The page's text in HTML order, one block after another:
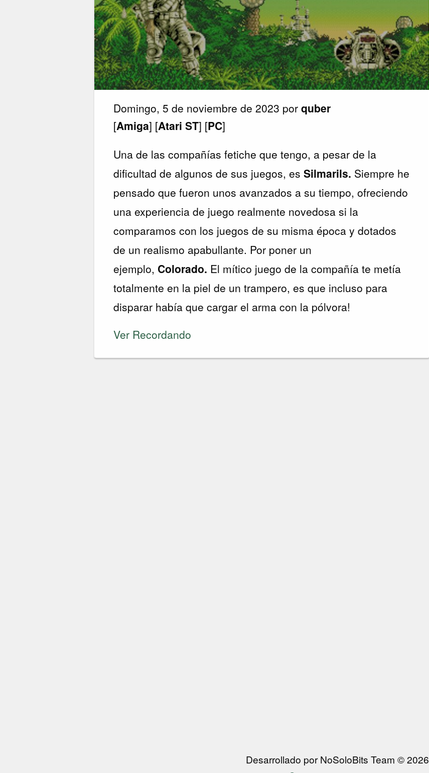
Domingo, 5 de noviembre de 2023 porquber
[Amiga] [Atari ST] [PC]
Una de las compañías fetiche que tengo, a pesar de la
dificultad de algunos de sus juegos, esSilmarils. Siempre he
pensado que fueron unos avanzados a su tiempo, ofreciendo
una experiencia de juego realmente novedosa si la
comparamos con los juegos de su misma época y dotados
de un realismo apabullante. Por poner un
ejemplo, Colorado. El mítico juego de la compañía te metía
totalmente en la piel de un trampero, es que incluso para
disparar había que cargar el arma con la pólvora!
Ver Recordando
Desarrollado por NoSoloBits Team © 2026